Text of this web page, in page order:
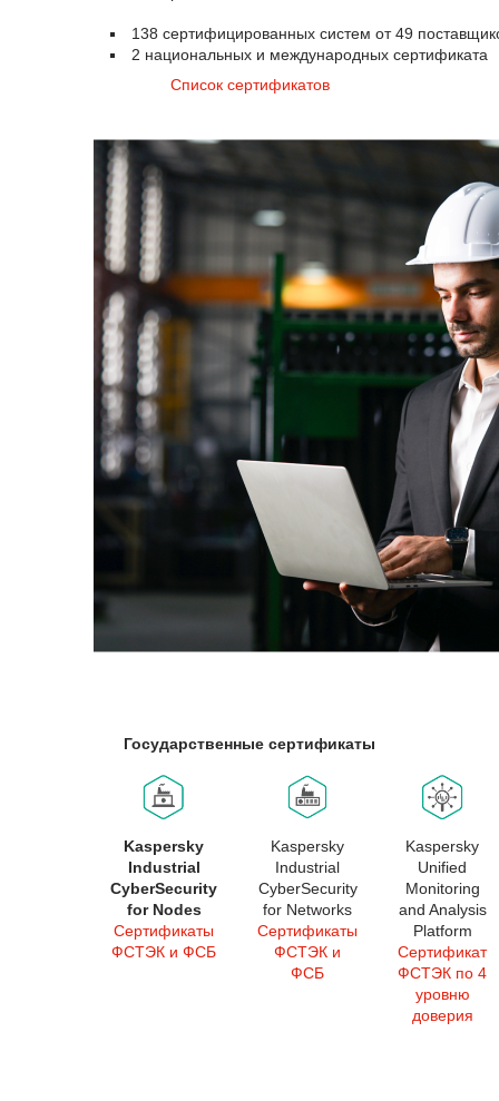
138 сертифицированных систем от 49
2 национальных и международных сертификата
Список сертификатов
Государственные сертификаты
Kaspersky
Industrial
CyberSecurity
for Nodes
Сертификаты
ФСТЭК и ФСБ
Kaspersky
Industrial
CyberSecurity
for Networks
Сертификаты
ФСТЭК и
ФСБ
Kaspersky
Unified
Monitoring
and Analysis
Platform
Сертификат
ФСТЭК по 4
уровню
доверия